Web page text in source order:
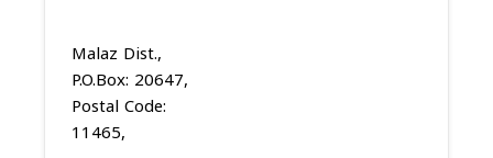
Malaz Dist.,
P.O.Box: 20647,
Postal Code:
11465,